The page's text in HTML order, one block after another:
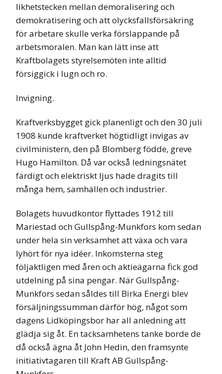
likhetstecken mellan demoralisering och
demokratisering och att olycksfallsförsäkring
för arbetare skulle verka förslappande på
arbetsmoralen. Man kan lätt inse att
Kraftbolagets styrelsemöten inte alltid
försiggick i lugn och ro.
Invigning.
Kraftverksbygget gick planenligt och den 30 juli
1908 kunde kraftverket högtidligt invigas av
civilministern, den på Blomberg födde, greve
Hugo Hamilton. Då var också ledningsnätet
färdigt och elektriskt ljus hade dragits till
många hem, samhällen och industrier.
Bolagets huvudkontor flyttades 1912 till
Mariestad och Gullspång-Munkfors kom sedan
under hela sin verksamhet att växa och vara
lyhört för nya idéer. Inkomsterna steg
följaktligen med åren och aktieägarna fick god
utdelning på sina pengar. När Gullspång-
Munkfors sedan såldes till Birka Energi blev
försäljningssumman därför hög, något som
dagens Lidköpingsbor har all anledning att
glädja sig åt. En tacksamhetens tanke borde de
då också ägna åt John Hedin, den framsynte
initiativtagaren till Kraft AB Gullspång-